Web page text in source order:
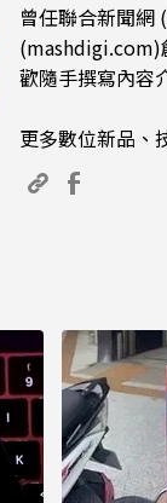
曾任聯合新聞網
(mashdigi.com)
歡隨手撰寫內容
更多數位新品、